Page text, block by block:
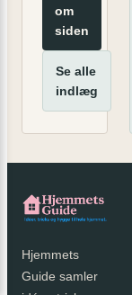
om
siden
Se alle
indlæg
Hjemmets
Guide samler